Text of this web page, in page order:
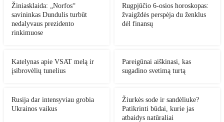
Žiniasklaida: „Norfos“
savininkas Dundulis turbūt
nedalyvaus prezidento
rinkimuose
Rugpjūčio 6-osios horoskopas:
žvaigždės perspėja du ženklus
dėl finansų
Katelynas apie VSAT melą ir
įsibrovėlių tunelius
Pareigūnai aiškinasi, kas
sugadino svetimą turtą
Rusija dar intensyviau grobia
Ukrainos vaikus
Žiurkės sode ir sandėliuke?
Patikrinti būdai, kurie jas
atbaidys natūraliai